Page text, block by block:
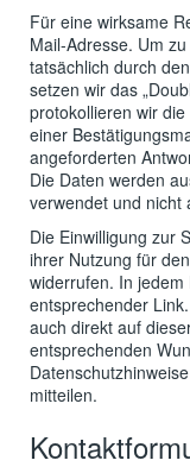
Für eine wirksame
Mail-Adresse. Um
tatsächlich durch
setzen wir das
protokollieren wir
einer
angeforderten
Die Daten werden
verwendet und nicht
Die Einwilligung zur
ihrer Nutzung für
widerrufen. In
entsprechender
auch direkt auf
entsprechenden
mitteilen.